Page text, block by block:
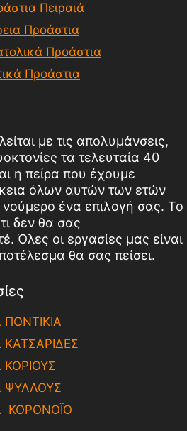
Πειραιά
Προάστια
Προάστια
Προάστια
με τις απολυμάνσεις,
τα τελευταία 40
η πείρα που έχουμε
όλων αυτών των ετών
ένα επιλογή σας. Το
δεν θα σας
Όλες οι εργασίες μας είναι
θα σας πείσει.
ΨΥΛΛΟΥΣ
ΚΟΡΟΝΟΪΟ